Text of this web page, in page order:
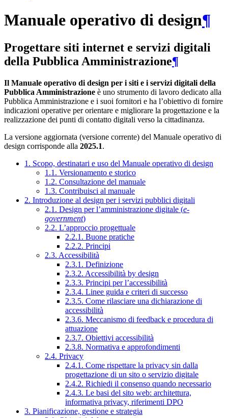
Manuale operativo di design¶
Progettare siti internet e servizi digitali
della Pubblica Amministrazione¶
Il Manuale operativo di design per i siti e i servizi digitali della
Pubblica Amministrazione è uno strumento di lavoro dedicato alla
Pubblica Amministrazione e i suoi fornitori e ha l’obiettivo di fornire
indicazioni operative per orientare e migliorare la progettazione e la
realizzazione dei punti di contatto digitali verso la cittadinanza.
La versione aggiornata (versione corrente) del Manuale operativo di
design corrisponde alla 2025.1.
1. Scopo, destinatari e uso del Manuale operativo di design
1.1. Versionamento e storico
1.2. Consultazione del manuale
1.3. Contribuisci al manuale
2. Introduzione al design per i servizi pubblici digitali
2.1. Design per l’amministrazione digitale (e-
government)
2.2. L’approccio progettuale
2.2.1. Buone pratiche
2.2.2. Principi
2.3. Accessibilità
2.3.1. Definizione
2.3.2. Accessibilità by design
2.3.3. Principi per l’accessibilità
2.3.4. Linee guida e criteri di successo
2.3.5. Come rilasciare una dichiarazione di
accessibilità
2.3.6. Meccanismo di feedback e procedura di
attuazione
2.3.7. Obiettivi accessibilità
2.3.8. Normativa e approfondimenti
2.4. Privacy
2.4.1. Come rispettare la privacy sin dalla
progettazione di un sito o servizio digitale
2.4.2. Richiedi il consenso quando necessario
2.4.3. Le basi del sito web: architettura,
informativa privacy, riferimenti DPO
3. Pianificazione, gestione e strategia